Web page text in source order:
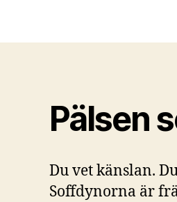
Pälsen
Du vet känslan.
Soffdynorna är